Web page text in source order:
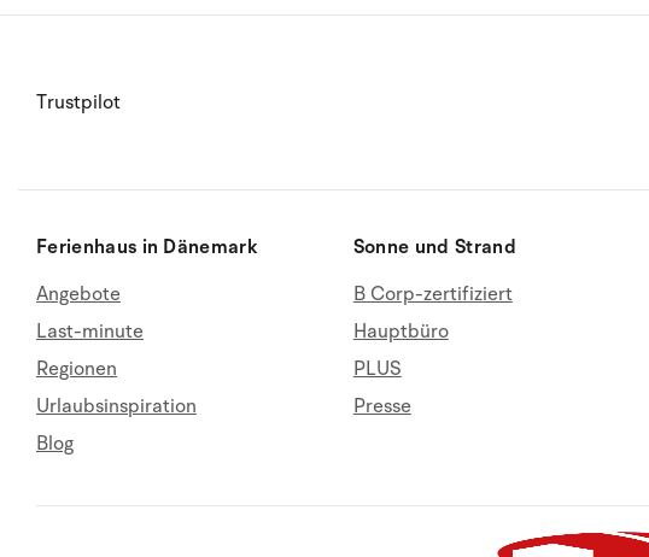
Trustpilot
Ferienhaus in Dänemark
Angebote
Last-minute
Regionen
Urlaubsinspiration
Blog
Sonne und Strand
B Corp-zertifiziert
Hauptbüro
PLUS
Presse